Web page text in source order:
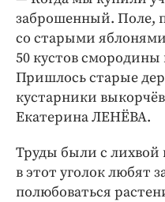
заброшенный. Поле,
со старыми
50 кустов
Пришлось старые
кустарники
Екатерина ЛЕНЁВА.
Труды были с лихвой
в этот уголок любят
полюбоваться